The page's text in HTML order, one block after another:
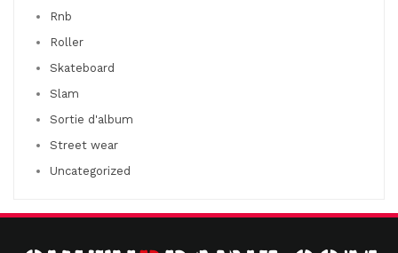
Rnb
Roller
Skateboard
Slam
Sortie d'album
Street wear
Uncategorized